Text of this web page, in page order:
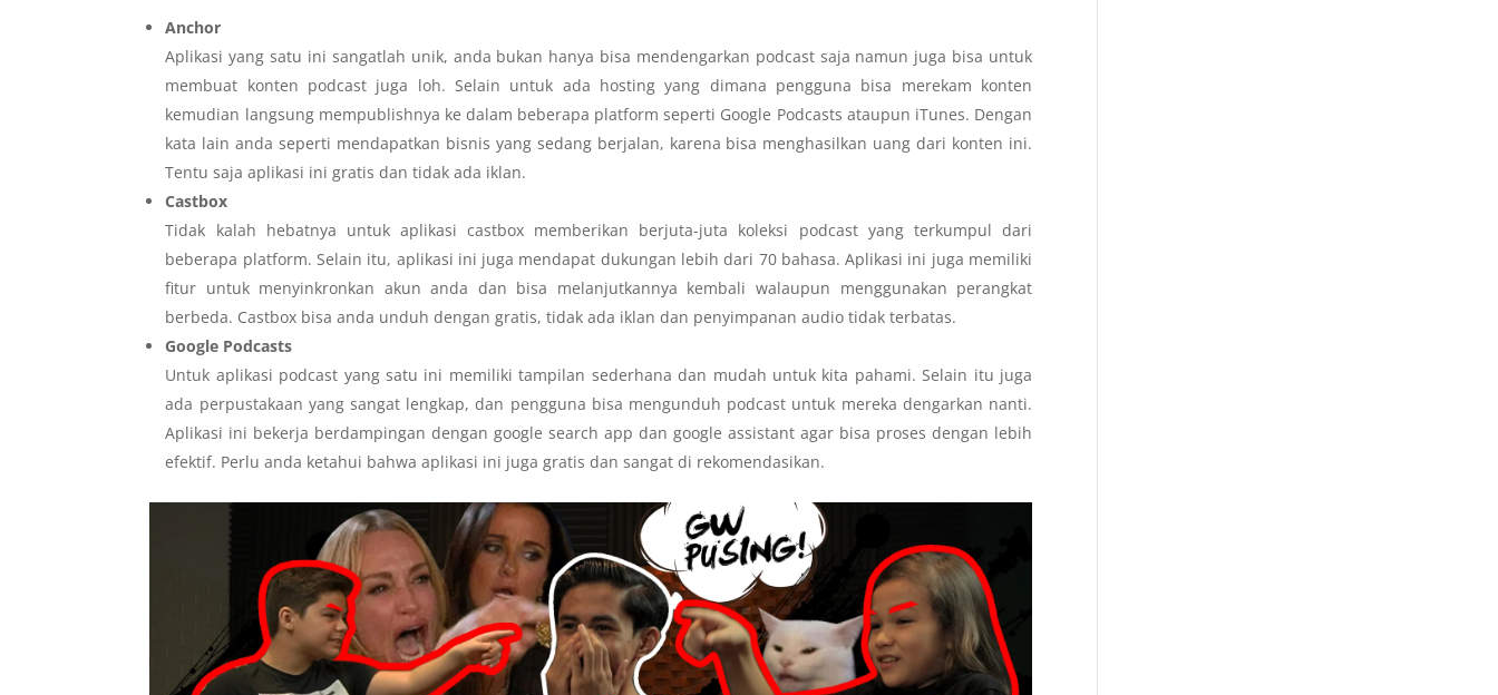
Anchor
Aplikasi yang satu ini sangatlah unik, anda bukan hanya bisa mendengarkan podcast saja namun juga bisa untuk
membuat konten podcast juga loh. Selain untuk ada hosting yang dimana pengguna bisa merekam konten
kemudian langsung mempublishnya ke dalam beberapa platform seperti Google Podcasts ataupun iTunes. Dengan
kata lain anda seperti mendapatkan bisnis yang sedang berjalan, karena bisa menghasilkan uang dari konten ini.
Tentu saja aplikasi ini gratis dan tidak ada iklan.
Castbox
Tidak kalah hebatnya untuk aplikasi castbox memberikan berjuta-juta koleksi podcast yang terkumpul dari
beberapa platform. Selain itu, aplikasi ini juga mendapat dukungan lebih dari 70 bahasa. Aplikasi ini juga memiliki
fitur untuk menyinkronkan akun anda dan bisa melanjutkannya kembali walaupun menggunakan perangkat
berbeda. Castbox bisa anda unduh dengan gratis, tidak ada iklan dan penyimpanan audio tidak terbatas.
Google Podcasts
Untuk aplikasi podcast yang satu ini memiliki tampilan sederhana dan mudah untuk kita pahami. Selain itu juga
ada perpustakaan yang sangat lengkap, dan pengguna bisa mengunduh podcast untuk mereka dengarkan nanti.
Aplikasi ini bekerja berdampingan dengan google search app dan google assistant agar bisa proses dengan lebih
efektif. Perlu anda ketahui bahwa aplikasi ini juga gratis dan sangat di rekomendasikan.